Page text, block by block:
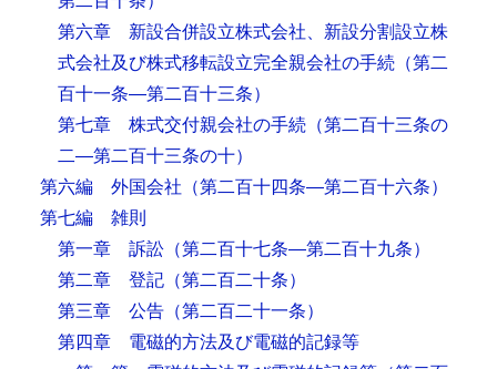
第六章 新設合併設立株式会社、新設分割設立株
式会社及び株式移転設立完全親会社の手続 （第二
百十一条―第二百十三条）
第七章 株式交付親会社の手続 （第二百十三条の
二―第二百十三条の十）
第六編 外国会社 （第二百十四条―第二百十六条）
第七編 雑則
第一章 訴訟 （第二百十七条―第二百十九条）
第二章 登記 （第二百二十条）
第三章 公告 （第二百二十一条）
第四章 電磁的方法及び電磁的記録等